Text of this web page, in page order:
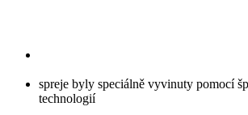
spreje byly speciálně vyvinuty pomocí
technologií